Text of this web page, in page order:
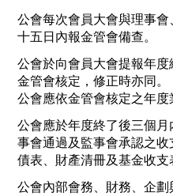
公會每次會員大會與理事
十五日內報金管會備查。
公會於向會員大會提報年
金管會核定，修正時亦同。
公會應依金管會核定之年
公會應於年度終了後三個
事會通過及監事會承認之
債表、財產清冊及基金收
公會內部會務、財務、企